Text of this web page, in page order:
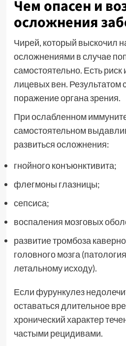
Чем опасен и
осложнения
Чирей, который выскочил
осложнениями в случае
самостоятельно. Есть
лицевых вен. Результатом
поражение органа зрения.
При ослабленном
самостоятельном
развиться осложнения:
гнойного конъюнктивита;
флегмоны глазницы;
сепсиса;
воспаления мозговых
развитие тромбоза
головного мозга
летальному исходу).
Если фурункулез
оставаться длительное
хронический характер
частыми рецидивами.